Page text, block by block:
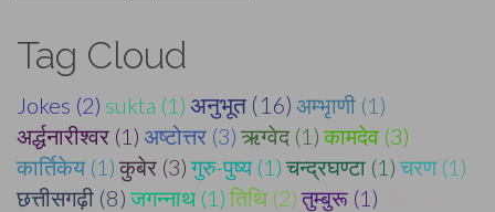
Tag Cloud
Jokes (2) sukta (1) अनुभूत (16) अम्भृाणी (1)
अर्द्धनारीश्वर (1) अष्टोत्तर (3) ऋग्वेद (1) कामदेव (3)
कार्तिकेय (1) कुबेर (3) गुरु-पुष्य (1) चन्द्रघण्टा (1) चरण (1)
छत्तीसगढ़ी (8) जगन्नाथ (1) तिथि (2) तुम्बुरू (1)